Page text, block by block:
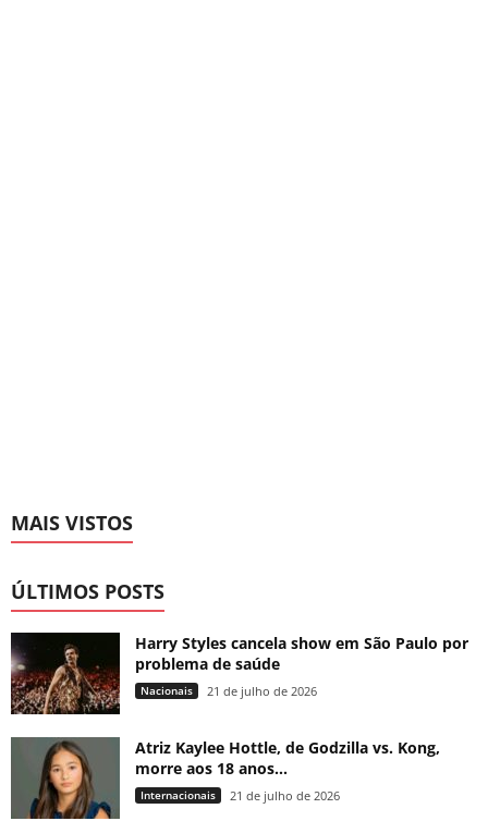
MAIS VISTOS
ÚLTIMOS POSTS
Harry Styles cancela show em São Paulo por
problema de saúde
Nacionais 21 de julho de 2026
Atriz Kaylee Hottle, de Godzilla vs. Kong,
morre aos 18 anos...
Internacionais 21 de julho de 2026